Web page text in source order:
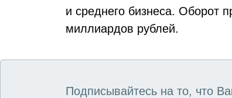
и среднего бизнеса. Оборот
миллиардов рублей.
Подписывайтесь на то, что